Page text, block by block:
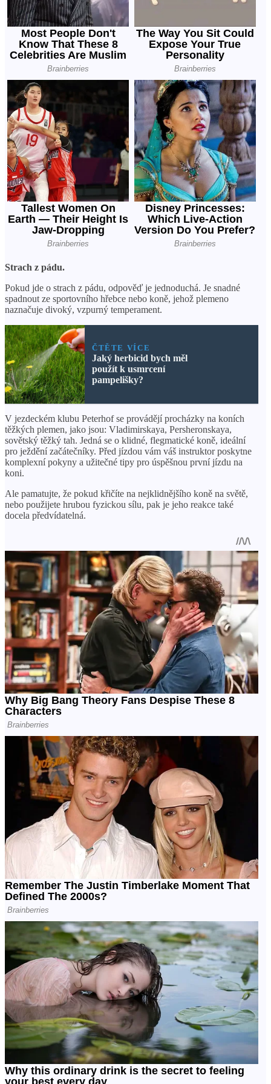
Strach z pádu.
Pokud jde o strach z pádu, odpověď je jednoduchá. Je snadné
spadnout ze sportovního hřebce nebo koně, jehož plemeno
naznačuje divoký, vzpurný temperament.
ČTĚTE VÍCE
Jaký herbicid bych měl
použít k usmrcení
pampelišky?
V jezdeckém klubu Peterhof se provádějí procházky na koních
těžkých plemen, jako jsou: Vladimirskaya, Persheronskaya,
sovětský těžký tah. Jedná se o klidné, flegmatické koně, ideální
pro ježdění začátečníky. Před jízdou vám váš instruktor poskytne
komplexní pokyny a užitečné tipy pro úspěšnou první jízdu na
koni.
Ale pamatujte, že pokud křičíte na nejklidnějšího koně na světě,
nebo použijete hrubou fyzickou sílu, pak je jeho reakce také
docela předvídatelná.